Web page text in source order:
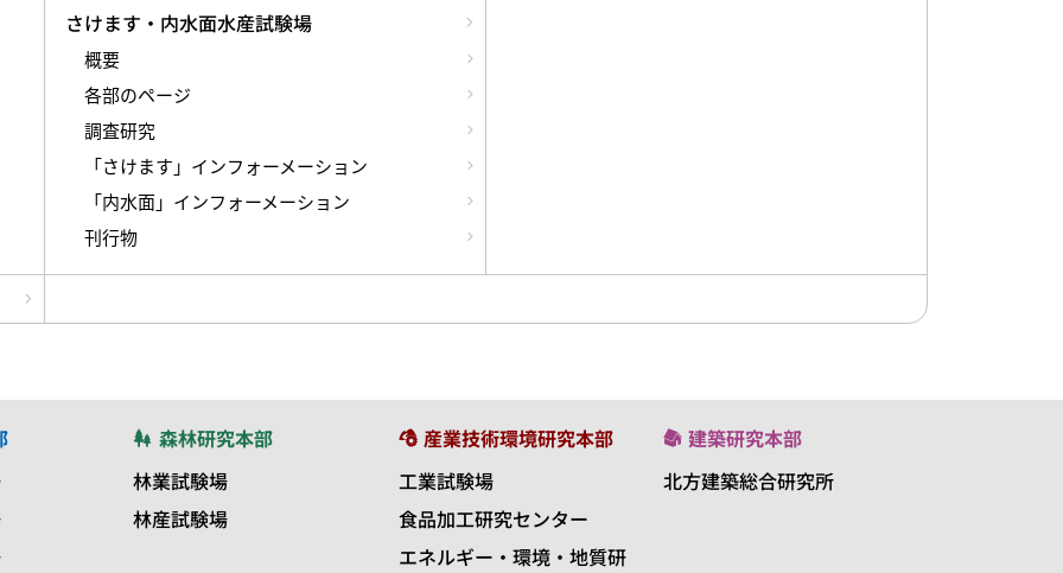
さけます・内水面水産試験場
概要
各部のページ
調査研究
「さけます」インフォーメーション
「内水面」インフォーメーション
刊行物
森林研究本部
林業試験場
林産試験場
産業技術環境研究本部
工業試験場
食品加工研究センター
エネルギー・環境・地質研
建築研究本部
北方建築総合研究所